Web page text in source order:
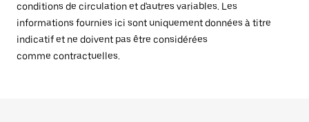
conditions de circulation et d'autres variables. Les
informations fournies ici sont uniquement données à titre
indicatif et ne doivent pas être considérées
comme contractuelles.